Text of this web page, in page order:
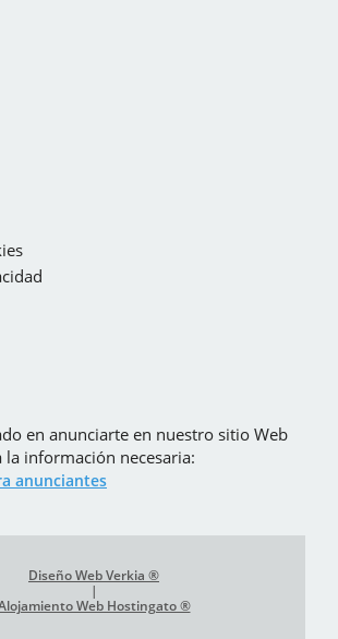
en anunciarte en nuestro sitio Web
información necesaria:
anunciantes
Diseño Web Verkia ®
|
Web Hostingato ®